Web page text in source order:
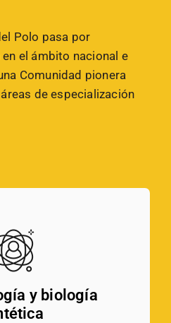
Polo pasa por
el ámbito nacional e
Comunidad pionera
de especialización
y biología